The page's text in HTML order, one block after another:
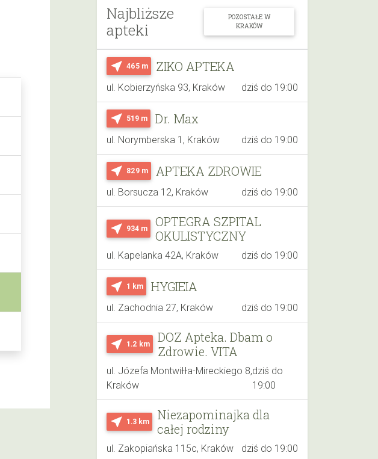
Najbliższe
apteki
POZOSTAŁE W
KRAKÓW
near_me 465 m ZIKO APTEKA
ul. Kobierzyńska 93, Kraków dziś do 19:00
near_me 519 m Dr. Max
ul. Norymberska 1, Kraków dziś do 19:00
near_me 829 m APTEKA ZDROWIE
ul. Borsucza 12, Kraków dziś do 19:00
near_me 934 m
OPTEGRA SZPITAL
OKULISTYCZNY
ul. Kapelanka 42A, Kraków dziś do 19:00
near_me 1 km HYGIEIA
ul. Zachodnia 27, Kraków dziś do 19:00
near_me 1.2 km
DOZ Apteka. Dbam o
Zdrowie. VITA
ul. Józefa Montwiłła-Mireckiego 8,
Kraków
dziś do
19:00
near_me 1.3 km
Niezapominajka dla
całej rodziny
ul. Zakopiańska 115c, Kraków dziś do 19:00